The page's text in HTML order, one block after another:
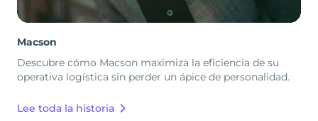
Macson
Descubre cómo Macson maximiza la eficiencia de su
operativa logística sin perder un ápice de personalidad.
Lee toda la historia